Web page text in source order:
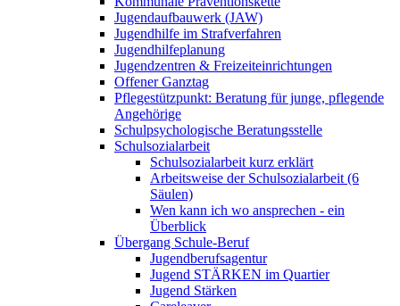
Jugendaufbauwerk (JAW)
Jugendhilfe im Strafverfahren
Jugendhilfeplanung
Jugendzentren & Freizeiteinrichtungen
Offener Ganztag
Pflegestützpunkt: Beratung für junge, pflegende
Angehörige
Schulpsychologische Beratungsstelle
Schulsozialarbeit
Schulsozialarbeit kurz erklärt
Arbeitsweise der Schulsozialarbeit (6
Säulen)
Wen kann ich wo ansprechen - ein
Überblick
Übergang Schule-Beruf
Jugendberufsagentur
Jugend STÄRKEN im Quartier
Jugend Stärken